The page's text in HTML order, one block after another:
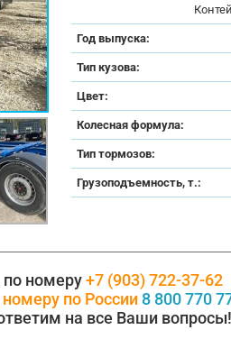
Год выпуска:
Тип кузова:
Цвет:
Колесная формула:
Тип тормозов:
Грузоподъемность, т.:
номеру+7 (903) 722-37-62
по России 8 800 770
на все Ваши вопросы!